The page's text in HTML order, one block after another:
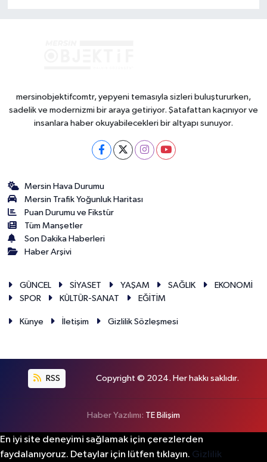
mersinobjektifcomtr, yepyeni temasıyla sizleri buluştururken,
sadelik ve modernizmi bir araya getiriyor. Şatafattan kaçınıyor ve
insanlara haber okuyabilecekleri bir altyapı sunuyor.
Mersin Hava Durumu
Mersin Trafik Yoğunluk Haritası
Puan Durumu ve Fikstür
Tüm Manşetler
Son Dakika Haberleri
Haber Arşivi
GÜNCEL SİYASET YAŞAM SAĞLIK
EKONOMİ
SPOR
KÜLTÜR-SANAT EĞİTİM
Künye İletişim Gizlilik Sözleşmesi
RSS Copyright © 2024. Her hakkı saklıdır.
Haber Yazılımı: TE Bilişim
En iyi site deneyimi sağlamak için çerezlerden
faydalanıyoruz. Detaylar için lütfen tıklayın. Gizlilik